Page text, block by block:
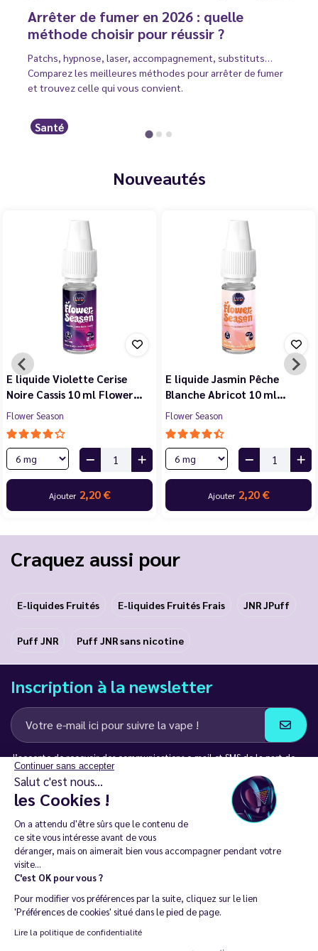
Continuer sans accepter
Salut c'est nous...
les Cookies !
On a attendu d'être sûrs que le contenu de
ce site vous intéresse avant de vous
déranger, mais on aimerait bien vous accompagner pendant votre
visite...
C'est OK pour vous ?
Pour modifier vos préférences par la suite, cliquez sur le lien
'Préférences de cookies' situé dans le pied de page.
Lire la politique de confidentialité
Arrêter de fumer en 2026 : quelle
méthode choisir pour réussir ?
Patchs, hypnose, laser, accompagnement, substituts…
Comparez les meilleures méthodes pour arrêter de fumer
et trouvez celle qui vous convient.
Santé
Nouveautés
E liquide Violette Cerise
Noire Cassis 10 ml Flower…
Flower Season
Ajouter 2,20 €
E liquide Jasmin Pêche
Blanche Abricot 10 ml…
Flower Season
Ajouter 2,20 €
Craquez aussi pour
E-liquides Fruités E-liquides Fruités Frais JNR JPuff
Puff JNR Puff JNR sans nicotine
Inscription à la newsletter
J’accepte de recevoir des communications e-mail et SMS de la part de
LD Groupe
Restez en contact
La vente de cigarette électronique est interdite chez les moins de
18 ans. 🔞
Copyright © 2014 - 2026 Le Vapoteur Discount - Tous droits